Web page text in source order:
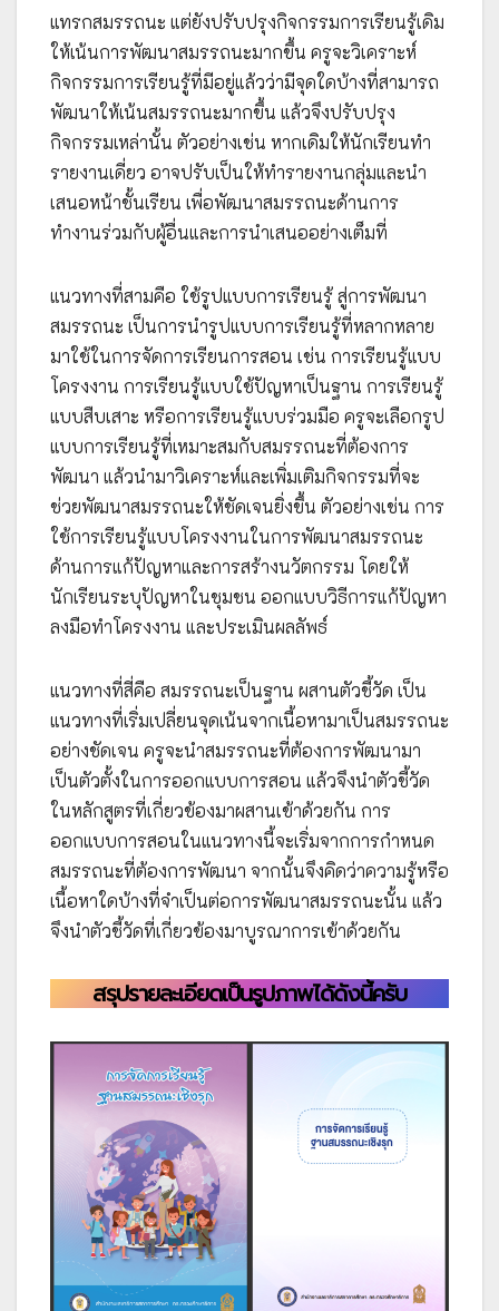
แทรกสมรรถนะ แต่ยังปรับปรุงกิจกรรมการเรียนรู้เดิม
ให้เน้นการพัฒนาสมรรถนะมากขึ้น ครูจะวิเคราะห์
กิจกรรมการเรียนรู้ที่มีอยู่แล้วว่ามีจุดใดบ้างที่สามารถ
พัฒนาให้เน้นสมรรถนะมากขึ้น แล้วจึงปรับปรุง
กิจกรรมเหล่านั้น ตัวอย่างเช่น หากเดิมให้นักเรียนทำ
รายงานเดี่ยว อาจปรับเป็นให้ทำรายงานกลุ่มและนำ
เสนอหน้าชั้นเรียน เพื่อพัฒนาสมรรถนะด้านการ
ทำงานร่วมกับผู้อื่นและการนำเสนออย่างเต็มที่
แนวทางที่สามคือ ใช้รูปแบบการเรียนรู้ สู่การพัฒนา
สมรรถนะ เป็นการนำรูปแบบการเรียนรู้ที่หลากหลาย
มาใช้ในการจัดการเรียนการสอน เช่น การเรียนรู้แบบ
โครงงาน การเรียนรู้แบบใช้ปัญหาเป็นฐาน การเรียนรู้
แบบสืบเสาะ หรือการเรียนรู้แบบร่วมมือ ครูจะเลือกรูป
แบบการเรียนรู้ที่เหมาะสมกับสมรรถนะที่ต้องการ
พัฒนา แล้วนำมาวิเคราะห์และเพิ่มเติมกิจกรรมที่จะ
ช่วยพัฒนาสมรรถนะให้ชัดเจนยิ่งขึ้น ตัวอย่างเช่น การ
ใช้การเรียนรู้แบบโครงงานในการพัฒนาสมรรถนะ
ด้านการแก้ปัญหาและการสร้างนวัตกรรม โดยให้
นักเรียนระบุปัญหาในชุมชน ออกแบบวิธีการแก้ปัญหา
ลงมือทำโครงงาน และประเมินผลลัพธ์
แนวทางที่สี่คือ สมรรถนะเป็นฐาน ผสานตัวชี้วัด เป็น
แนวทางที่เริ่มเปลี่ยนจุดเน้นจากเนื้อหามาเป็นสมรรถนะ
อย่างชัดเจน ครูจะนำสมรรถนะที่ต้องการพัฒนามา
เป็นตัวตั้งในการออกแบบการสอน แล้วจึงนำตัวชี้วัด
ในหลักสูตรที่เกี่ยวข้องมาผสานเข้าด้วยกัน การ
ออกแบบการสอนในแนวทางนี้จะเริ่มจากการกำหนด
สมรรถนะที่ต้องการพัฒนา จากนั้นจึงคิดว่าความรู้หรือ
เนื้อหาใดบ้างที่จำเป็นต่อการพัฒนาสมรรถนะนั้น แล้ว
จึงนำตัวชี้วัดที่เกี่ยวข้องมาบูรณาการเข้าด้วยกัน
สรุปรายละเอียดเป็นรูปภาพได้ดังนี้ครับ